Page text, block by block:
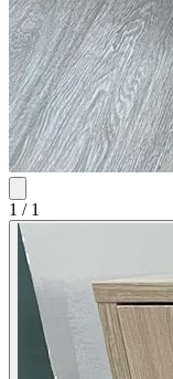
1 / 1